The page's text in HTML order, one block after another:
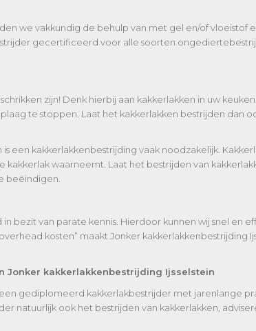
we vakkundig de behulp van met gel en/of vloeistof
gecertificeerd voor alle soorten
zijn! Denk hierbij aan kakkerlakken in uw
te stoppen. Laat het kakkerlakken bestrijden dan
een kakkerlakkenbestrijding vaak noodzakelijk.
kakkerlak waarneemt. Laat het bestrijden van
beëindigen.
bezit van parate kennis. Hierdoor kunnen wij snel en
kosten” maakt Jonker kakkerlakkenbestrijding
Jonker kakkerlakkenbestrijding Ijsselstein
gediplomeerd kakkerlakbestrijder met jarenlange
natuurlijk ook het bestrijden van kakkerlakken,